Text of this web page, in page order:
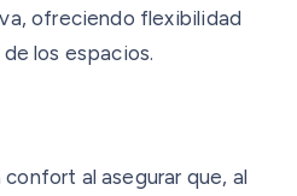
ofreciendo flexibilidad
los espacios.
al asegurar que, al